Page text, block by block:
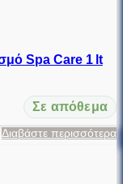
Spa Care 1 lt
Σε απόθεμα
Διαβάστε περισσότερα